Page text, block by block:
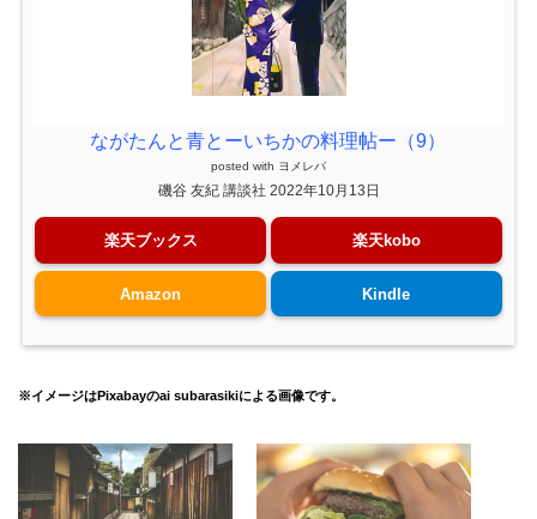
ながたんと青とーいちかの料理帖ー（9）
posted with ヨメレバ
磯谷 友紀 講談社 2022年10月13日
楽天ブックス 楽天kobo
Amazon Kindle
※イメージはPixabayのai subarasikiによる画像です。